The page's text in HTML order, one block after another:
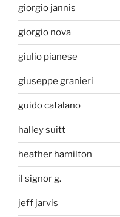
giorgio jannis
giorgio nova
giulio pianese
giuseppe granieri
guido catalano
halley suitt
heather hamilton
il signor g.
jeff jarvis